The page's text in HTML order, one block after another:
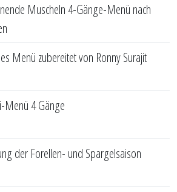
Muscheln 4-Gänge-Menü nach
Menü zubereitet von Ronny Surajit
Menü 4 Gänge
der Forellen- und Spargelsaison